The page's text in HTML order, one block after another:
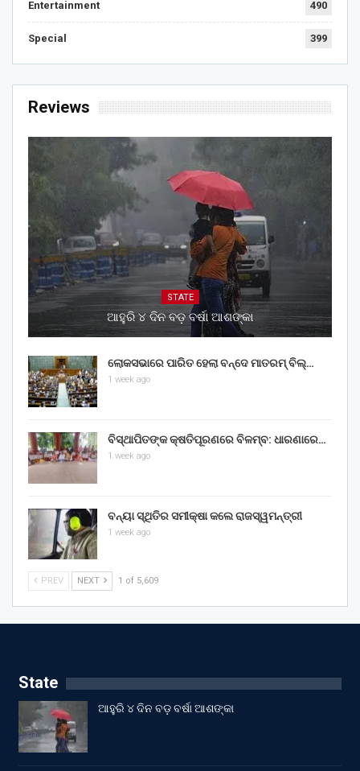
Entertainment 490
Special 399
Reviews
STATE
ଆହୁରି ୪ ଦିନ ବଡ଼ ବର୍ଷା ଆଶଙ୍କା
ଲୋକସଭାରେ ପାରିତ ହେଲା ବନ୍ଦେ ମାତରମ୍‌ ବିଲ୍‌…
1 week ago
ବିସ୍ଥାପିତଙ୍କ କ୍ଷତିପୂରଣରେ ବିଳମ୍ବ: ଧାରଣାରେ…
1 week ago
ବନ୍ୟା ସ୍ଥିତିର ସମୀକ୍ଷା କଲେ ରାଜସ୍ୱମନ୍ତ୍ରୀ
1 week ago
PREV NEXT 1 of 5,609
State
ଆହୁରି ୪ ଦିନ ବଡ଼ ବର୍ଷା ଆଶଙ୍କା